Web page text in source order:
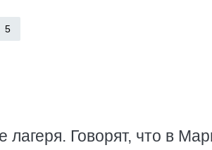
5
Говорят, что в